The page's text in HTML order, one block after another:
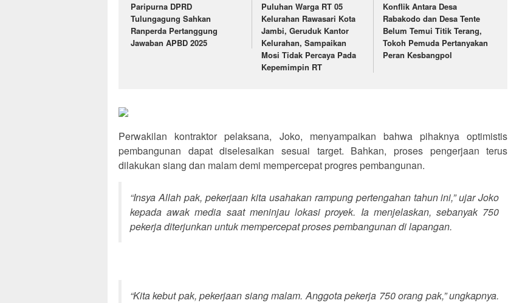
Paripurna DPRD
Tulungagung Sahkan
Ranperda Pertanggung
Jawaban APBD 2025
Puluhan Warga RT 05
Kelurahan Rawasari Kota
Jambi, Geruduk Kantor
Kelurahan, Sampaikan
Mosi Tidak Percaya Pada
Kepemimpin RT
Konflik Antara Desa
Rabakodo dan Desa Tente
Belum Temui Titik Terang,
Tokoh Pemuda Pertanyakan
Peran Kesbangpol
Perwakilan kontraktor pelaksana, Joko, menyampaikan bahwa pihaknya optimistis
pembangunan dapat diselesaikan sesuai target. Bahkan, proses pengerjaan terus
dilakukan siang dan malam demi mempercepat progres pembangunan.
“Insya Allah pak, pekerjaan kita usahakan rampung pertengahan tahun ini,” ujar Joko
kepada awak media saat meninjau lokasi proyek. Ia menjelaskan, sebanyak 750
pekerja diterjunkan untuk mempercepat proses pembangunan di lapangan.
“Kita kebut pak, pekerjaan siang malam. Anggota pekerja 750 orang pak,” ungkapnya.